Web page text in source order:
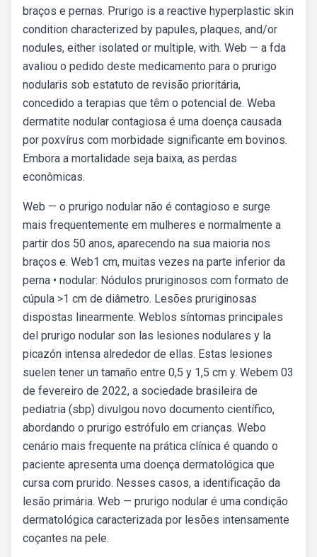
braços e pernas. Prurigo is a reactive hyperplastic skin
condition characterized by papules, plaques, and/or
nodules, either isolated or multiple, with. Web — a fda
avaliou o pedido deste medicamento para o prurigo
nodularis sob estatuto de revisão prioritária,
concedido a terapias que têm o potencial de. Weba
dermatite nodular contagiosa é uma doença causada
por poxvírus com morbidade significante em bovinos.
Embora a mortalidade seja baixa, as perdas
econômicas.
Web — o prurigo nodular não é contagioso e surge
mais frequentemente em mulheres e normalmente a
partir dos 50 anos, aparecendo na sua maioria nos
braços e. Web1 cm, muitas vezes na parte inferior da
perna • nodular: Nódulos pruriginosos com formato de
cúpula >1 cm de diâmetro. Lesões pruriginosas
dispostas linearmente. Weblos síntomas principales
del prurigo nodular son las lesiones nodulares y la
picazón intensa alrededor de ellas. Estas lesiones
suelen tener un tamaño entre 0,5 y 1,5 cm y. Webem 03
de fevereiro de 2022, a sociedade brasileira de
pediatria (sbp) divulgou novo documento científico,
abordando o prurigo estrófulo em crianças. Webo
cenário mais frequente na prática clínica é quando o
paciente apresenta uma doença dermatológica que
cursa com prurido. Nesses casos, a identificação da
lesão primária. Web — prurigo nodular é uma condição
dermatológica caracterizada por lesões intensamente
coçantes na pele.